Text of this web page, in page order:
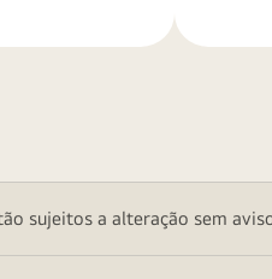
sujeitos a alteração sem